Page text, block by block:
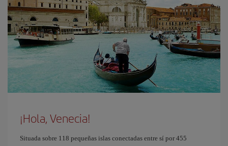
¡Hola, Venecia!
Situada sobre 118 pequeñas islas conectadas entre sí por 455